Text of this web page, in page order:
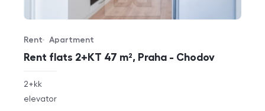
Rent flats 2+KT 47 m², Praha - Chodov
Offer type
Rent
Property type
Apartment
rozměry
2+kk
funkce
elevator